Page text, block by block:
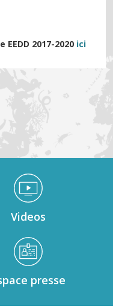
2017-2020 ici
Videos
presse